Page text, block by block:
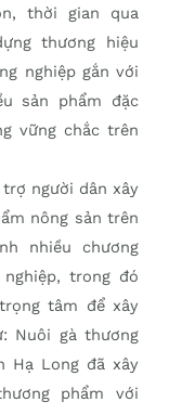
thời gian qua
thương hiệu
nghiệp gắn với
sản phẩm đặc
vững chắc trên
người dân xây
nông sản trên
nhiều chương
trong đó
tâm để xây
Nuôi gà thương
Hạ Long đã xây
phẩm với